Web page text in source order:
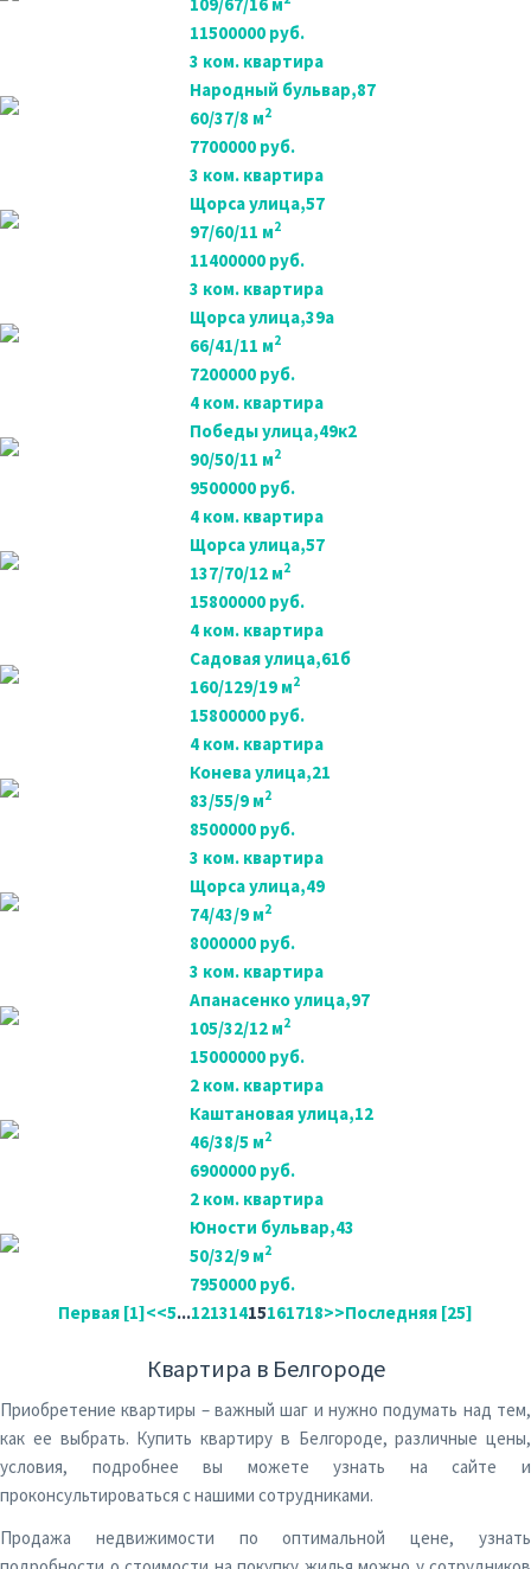
11500000 руб.
3 ком. квартира
Народный бульвар,87
60/37/8 м2
7700000 руб.
3 ком. квартира
Щорса улица,57
97/60/11 м2
11400000 руб.
3 ком. квартира
Щорса улица,39а
66/41/11 м2
7200000 руб.
4 ком. квартира
Победы улица,49к2
90/50/11 м2
9500000 руб.
4 ком. квартира
Щорса улица,57
137/70/12 м2
15800000 руб.
4 ком. квартира
Садовая улица,61б
160/129/19 м2
15800000 руб.
4 ком. квартира
Конева улица,21
83/55/9 м2
8500000 руб.
3 ком. квартира
Щорса улица,49
74/43/9 м2
8000000 руб.
3 ком. квартира
Апанасенко улица,97
105/32/12 м2
15000000 руб.
2 ком. квартира
Каштановая улица,12
46/38/5 м2
6900000 руб.
2 ком. квартира
Юности бульвар,43
50/32/9 м2
7950000 руб.
Первая [1]<<5...12131415161718>>Последняя [25]
Квартира в Белгороде
Приобретение квартиры – важный шаг и нужно подумать над тем,
как ее выбрать. Купить квартиру в Белгороде, различные цены,
условия, подробнее вы можете узнать на сайте и
проконсультироваться с нашими сотрудниками.
Продажа недвижимости по оптимальной цене, узнать